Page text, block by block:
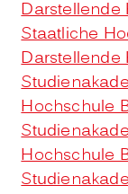
Darstellende
Staatliche
Darstellende
Hochschule
Hochschule